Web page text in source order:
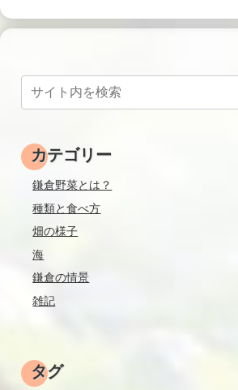
カテゴリー
鎌倉野菜とは？
種類と食べ方
畑の様子
海
鎌倉の情景
雑記
タグ